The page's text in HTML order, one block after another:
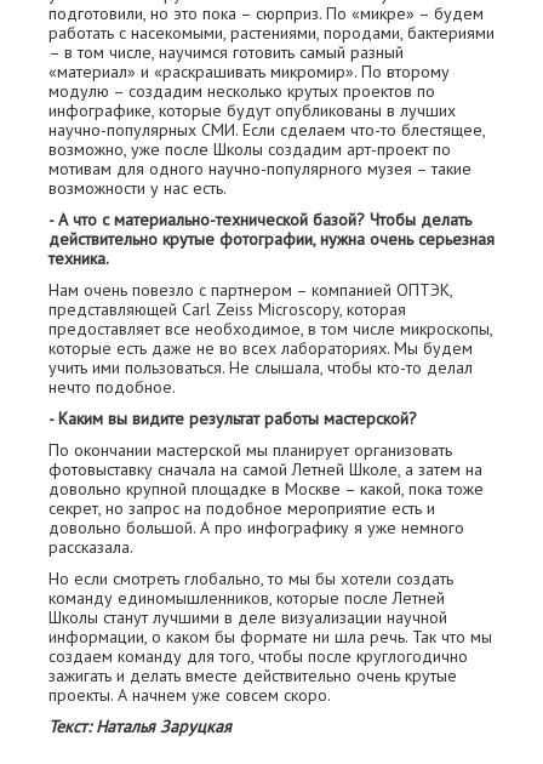
подготовили, но это пока – сюрприз. По «микре» – будем
работать с насекомыми, растениями, породами, бактериями
– в том числе, научимся готовить самый разный
«материал» и «раскрашивать микромир». По второму
модулю – создадим несколько крутых проектов по
инфографике, которые будут опубликованы в лучших
научно-популярных СМИ. Если сделаем что-то блестящее,
возможно, уже после Школы создадим арт-проект по
мотивам для одного научно-популярного музея – такие
возможности у нас есть.
- А что с материально-технической базой? Чтобы делать
действительно крутые фотографии, нужна очень серьезная
техника.
Нам очень повезло с партнером – компанией ОПТЭК,
представляющей Carl Zeiss Microscopy, которая
предоставляет все необходимое, в том числе микроскопы,
которые есть даже не во всех лабораториях. Мы будем
учить ими пользоваться. Не слышала, чтобы кто-то делал
нечто подобное.
- Каким вы видите результат работы мастерской?
По окончании мастерской мы планирует организовать
фотовыставку сначала на самой Летней Школе, а затем на
довольно крупной площадке в Москве – какой, пока тоже
секрет, но запрос на подобное мероприятие есть и
довольно большой. А про инфографику я уже немного
рассказала.
Но если смотреть глобально, то мы бы хотели создать
команду единомышленников, которые после Летней
Школы станут лучшими в деле визуализации научной
информации, о каком бы формате ни шла речь. Так что мы
создаем команду для того, чтобы после круглогодично
зажигать и делать вместе действительно очень крутые
проекты. А начнем уже совсем скоро.
Текст: Наталья Заруцкая